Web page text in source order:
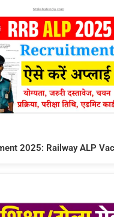
2025: Railway ALP